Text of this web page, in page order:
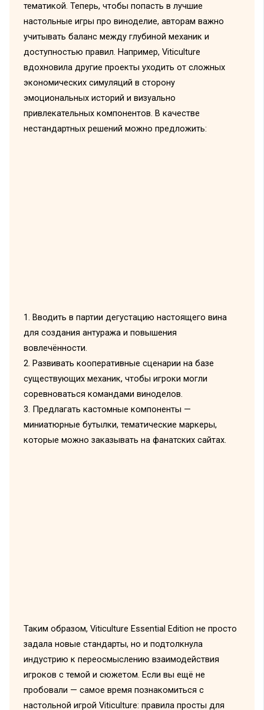
тематикой. Теперь, чтобы попасть в лучшие
настольные игры про виноделие, авторам важно
учитывать баланс между глубиной механик и
доступностью правил. Например, Viticulture
вдохновила другие проекты уходить от сложных
экономических симуляций в сторону
эмоциональных историй и визуально
привлекательных компонентов. В качестве
нестандартных решений можно предложить:
1. Вводить в партии дегустацию настоящего вина
для создания антуража и повышения
вовлечённости.
2. Развивать кооперативные сценарии на базе
существующих механик, чтобы игроки могли
соревноваться командами виноделов.
3. Предлагать кастомные компоненты —
миниатюрные бутылки, тематические маркеры,
которые можно заказывать на фанатских сайтах.
Таким образом, Viticulture Essential Edition не просто
задала новые стандарты, но и подтолкнула
индустрию к переосмыслению взаимодействия
игроков с темой и сюжетом. Если вы ещё не
пробовали — самое время познакомиться с
настольной игрой Viticulture: правила просты для